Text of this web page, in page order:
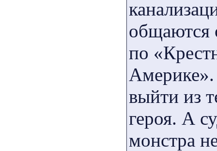
общаются
по
выйти из
героя. А
монстра